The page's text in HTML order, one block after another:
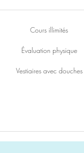
Cours illimités
Évaluation physique
Vestiaires avec douches